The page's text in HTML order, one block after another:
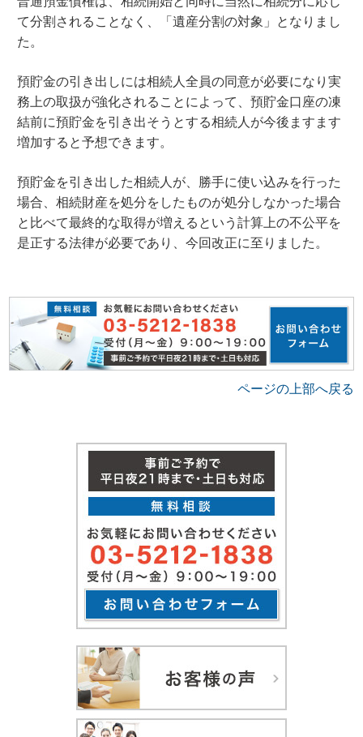
て分割されることなく、「遺産分割の対象」となりまし
た。
預貯金の引き出しには相続人全員の同意が必要になり実
務上の取扱が強化されることによって、預貯金口座の凍
結前に預貯金を引き出そうとする相続人が今後ますます
増加すると予想できます。
預貯金を引き出した相続人が、勝手に使い込みを行った
場合、相続財産を処分をしたものが処分しなかった場合
と比べて最終的な取得が増えるという計算上の不公平を
是正する法律が必要であり、今回改正に至りました。
ページの上部へ戻る